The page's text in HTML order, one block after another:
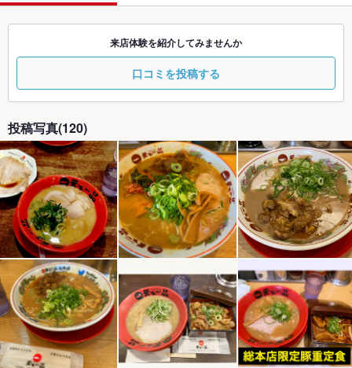
来店体験を紹介してみませんか
口コミを投稿する
投稿写真(120)